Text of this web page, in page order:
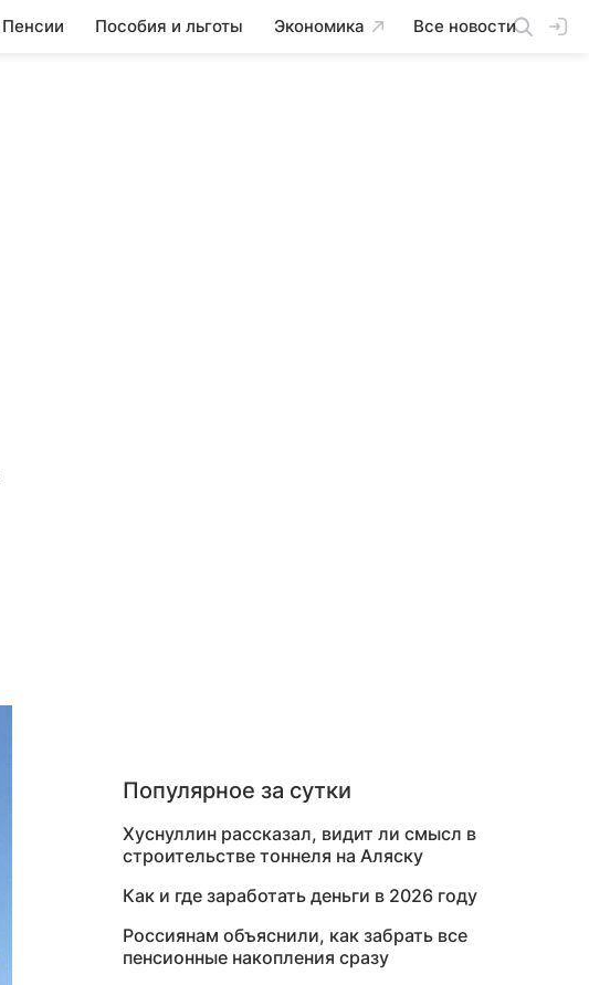
Пенсии Пособия и льготы Экономика Все новости
Популярное за сутки
Хуснуллин рассказал, видит ли смысл в
строительстве тоннеля на Аляску
Как и где заработать деньги в 2026 году
Россиянам объяснили, как забрать все
пенсионные накопления сразу